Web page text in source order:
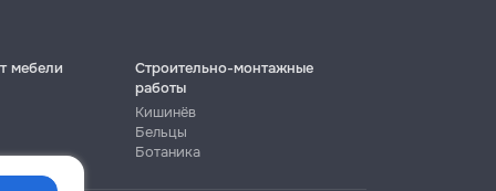
мебели
Строительно-монтажные
работы
Кишинёв
Бельцы
Ботаника